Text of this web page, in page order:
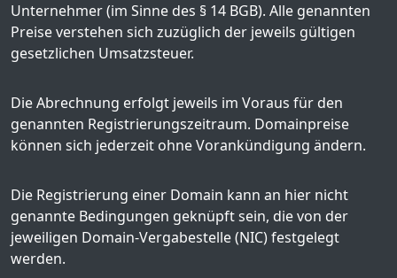
Unternehmer (im Sinne des § 14 BGB). Alle genannten
Preise verstehen sich zuzüglich der jeweils gültigen
gesetzlichen Umsatzsteuer.
Die Abrechnung erfolgt jeweils im Voraus für den
genannten Registrierungszeitraum. Domainpreise
können sich jederzeit ohne Vorankündigung ändern.
Die Registrierung einer Domain kann an hier nicht
genannte Bedingungen geknüpft sein, die von der
jeweiligen Domain-Vergabestelle (NIC) festgelegt
werden.